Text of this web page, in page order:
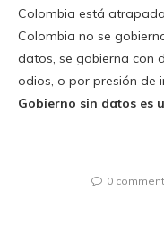
Colombia está
Colombia no se
datos, se gobierna con
odios, o por presión de
Gobierno sin datos es
0 comment